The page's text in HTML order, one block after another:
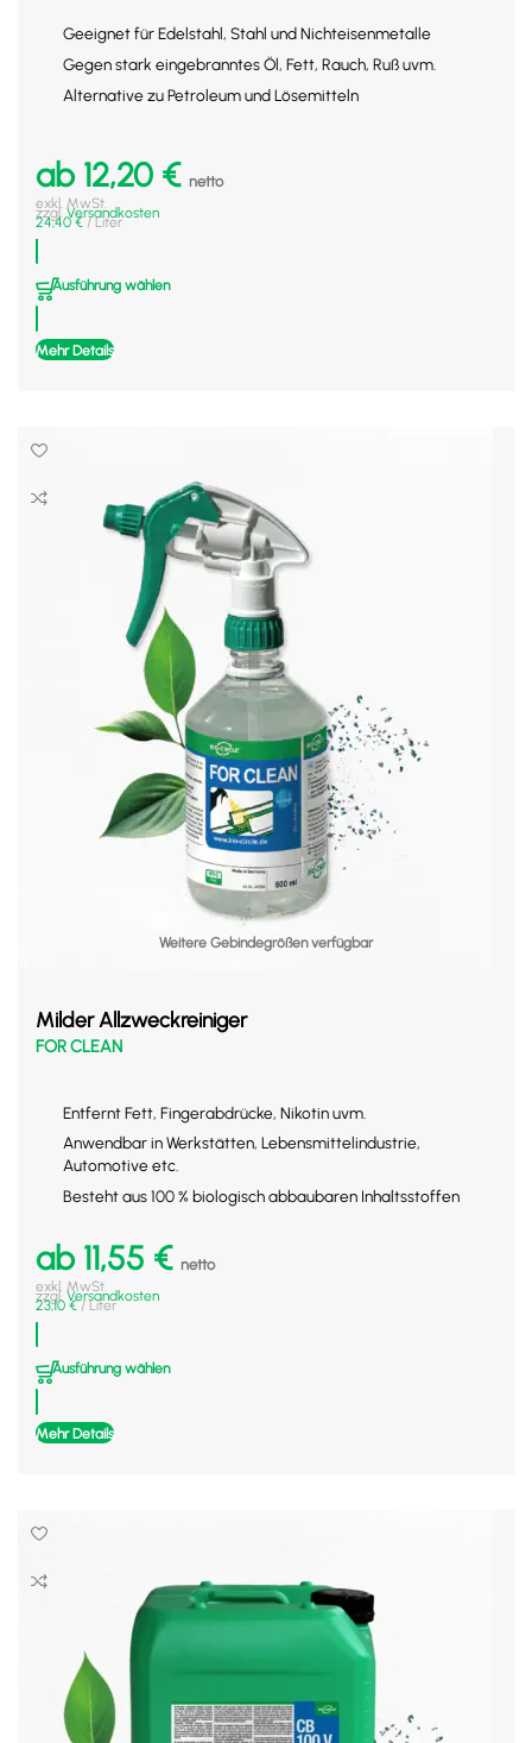
Geeignet für Edelstahl, Stahl und Nichteisenmetalle
Gegen stark eingebranntes Öl, Fett, Rauch, Ruß uvm.
Alternative zu Petroleum und Lösemitteln
ab 12,20 € netto
exkl. MwSt.
zzgl.Versandkosten
24,40€/Liter
Ausführung wählen
Mehr Details
Weitere Gebindegrößen verfügbar
Milder Allzweckreiniger
FOR CLEAN
Entfernt Fett, Fingerabdrücke, Nikotin uvm.
Anwendbar in Werkstätten, Lebensmittelindustrie,
Automotive etc.
Besteht aus 100 % biologisch abbaubaren Inhaltsstoffen
ab 11,55 € netto
exkl. MwSt.
zzgl. Versandkosten
23,10 €/Liter
Ausführung wählen
Mehr Details